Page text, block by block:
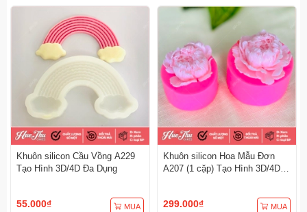
Khuôn silicon Cầu Vồng A229
Tạo Hình 3D/4D Đa Dụng
55.000₫ MUA
Khuôn silicon Hoa Mẫu Đơn
A207 (1 cặp) Tạo Hình 3D/4D
299.000₫ MUA